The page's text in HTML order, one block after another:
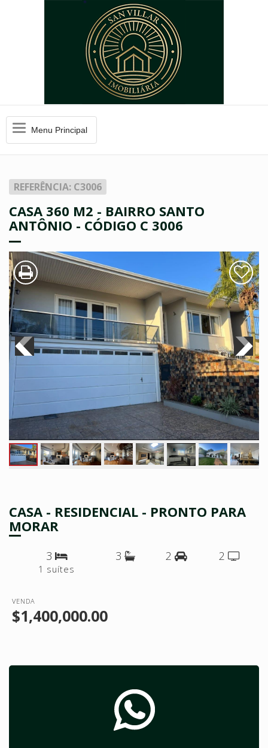
MenuMenu Principal
REFERÊNCIA: C3006
CASA 360 M2 - BAIRRO SANTO
ANTÔNIO - CÓDIGO C 3006
CASA - RESIDENCIAL - PRONTO PARA
MORAR
3
1 suítes
3 2 2
VENDA
$1,400,000.00